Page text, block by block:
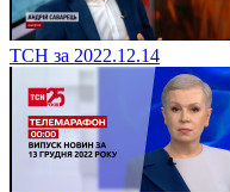
ТСН за 2022.12.14